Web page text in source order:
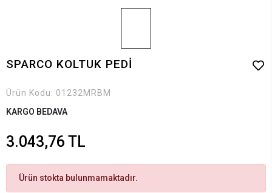
SPARCO KOLTUK PEDİ
Ürün Kodu: 01232MRBM
KARGO BEDAVA
3.043,76 TL
Ürün stokta bulunmamaktadır.